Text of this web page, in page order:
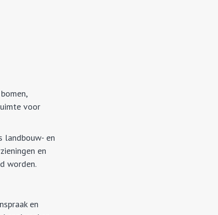
voor
landbouw- en
en
worden.
en